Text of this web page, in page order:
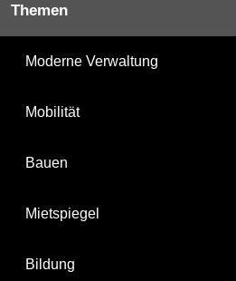
Themen
Moderne Verwaltung
Mobilität
Bauen
Mietspiegel
Bildung